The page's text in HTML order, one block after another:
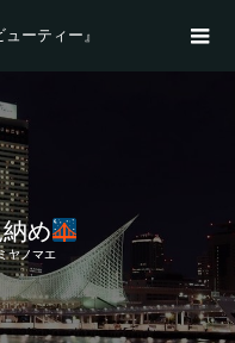
ーティー』
め
ヤノマエ